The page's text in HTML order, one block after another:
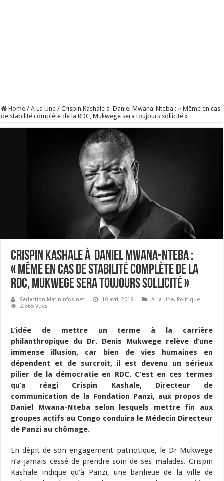
Home / A La Une / Crispin Kashale à Daniel Mwana-Nteba : « Même en cas
de stabilité complète de la RDC, Mukwege sera toujours sollicité »
Crispin Kashale à Daniel Mwana-Nteba :
« Même en cas de stabilité complète de la
RDC, Mukwege sera toujours sollicité »
Rédaction Matininfos.net 10 avril 2019 A La Une, Politique
2,565 Vues
L’idée de mettre un terme à la carrière
philanthropique du Dr. Denis Mukwege relève d’une
immense illusion, car bien de vies humaines en
dépendent et de surcroit, il est devenu un sérieux
pilier de la démocratie en RDC. C’est en ces termes
qu’a réagi Crispin Kashale, Directeur de
communication de la Fondation Panzi, aux propos de
Daniel Mwana-Nteba selon lesquels mettre fin aux
groupes actifs au Congo conduira le Médecin Directeur
de Panzi au chômage.
En dépit de son engagement patriotique, le Dr Mukwege
n’a jamais cessé de prendre soin de ses malades. Crispin
Kashale indique qu’à Panzi, une banlieue de la ville de